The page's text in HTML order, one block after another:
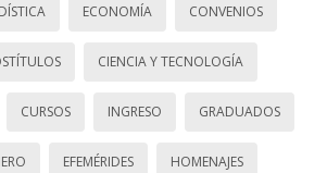
ECONOMÍA CONVENIOS
CIENCIA Y TECNOLOGÍA
CURSOS INGRESO GRADUADOS
EFEMÉRIDES HOMENAJES